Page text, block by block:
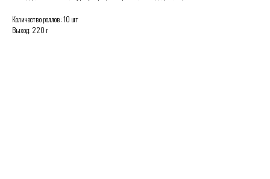
Количество роллов: 10 шт
Выход: 220 г